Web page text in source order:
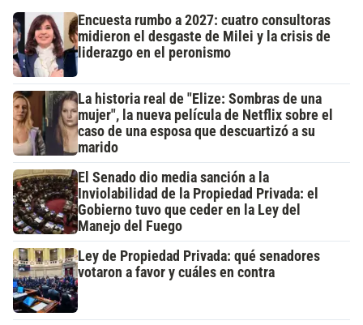
Encuesta rumbo a 2027: cuatro consultoras
midieron el desgaste de Milei y la crisis de
liderazgo en el peronismo
La historia real de "Elize: Sombras de una
mujer", la nueva película de Netflix sobre el
caso de una esposa que descuartizó a su
marido
El Senado dio media sanción a la
Inviolabilidad de la Propiedad Privada: el
Gobierno tuvo que ceder en la Ley del
Manejo del Fuego
Ley de Propiedad Privada: qué senadores
votaron a favor y cuáles en contra